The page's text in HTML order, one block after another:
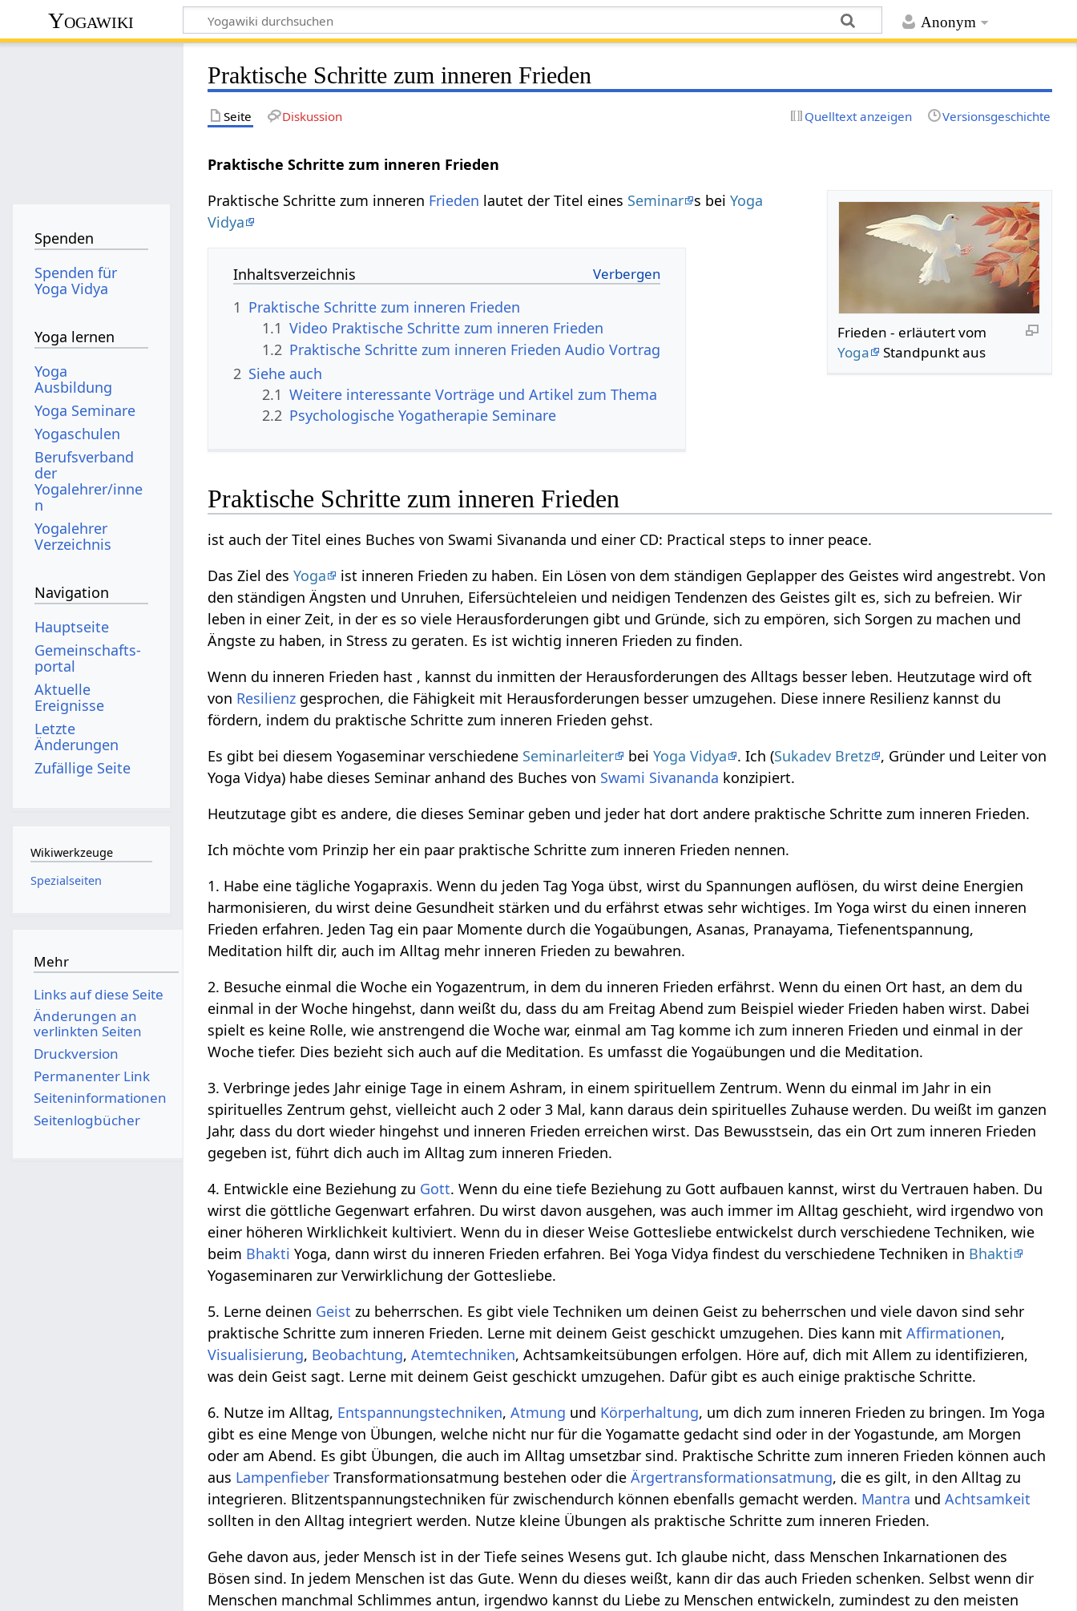
Anonym
Yogawiki
Praktische Schritte zum inneren Frieden
Seite Diskussion Quelltext anzeigen Versionsgeschichte
Praktische Schritte zum inneren Frieden
Frieden - erläutert vom
Yoga
Standpunkt aus
Praktische Schritte zum inneren Frieden lautet der Titel eines Seminar s beiYoga
Vidya
Inhaltsverzeichnis
1 Praktische Schritte zum inneren Frieden
1.1 Video Praktische Schritte zum inneren Frieden
1.2 Praktische Schritte zum inneren Frieden Audio Vortrag
2 Siehe auch
2.1 Weitere interessante Vorträge und Artikel zum Thema
2.2 Psychologische Yogatherapie Seminare
Praktische Schritte zum inneren Frieden
ist auch der Titel eines Buches von Swami Sivananda und einer CD: Practical steps to inner peace.
Das Ziel desYoga
ist inneren Frieden zu haben. Ein Lösen von dem ständigen Geplapper des Geistes wird angestrebt. Von
den ständigen Ängsten und Unruhen, Eifersüchteleien und neidigen Tendenzen des Geistes gilt es, sich zu befreien. Wir
leben in einer Zeit, in der es so viele Herausforderungen gibt und Gründe, sich zu empören, sich Sorgen zu machen und
Ängste zu haben, in Stress zu geraten. Es ist wichtig inneren Frieden zu finden.
Wenn du inneren Frieden hast , kannst du inmitten der Herausforderungen des Alltags besser leben. Heutzutage wird oft
von Resilienz gesprochen, die Fähigkeit mit Herausforderungen besser umzugehen. Diese innere Resilienz kannst du
fördern, indem du praktische Schritte zum inneren Frieden gehst.
Es gibt bei diesem Yogaseminar verschiedene Seminarleiter beiYoga Vidya . Ich (Sukadev Bretz , Gründer und Leiter von
Yoga Vidya) habe dieses Seminar anhand des Buches von Swami Sivananda konzipiert.
Heutzutage gibt es andere, die dieses Seminar geben und jeder hat dort andere praktische Schritte zum inneren Frieden.
Ich möchte vom Prinzip her ein paar praktische Schritte zum inneren Frieden nennen.
1. Habe eine tägliche Yogapraxis. Wenn du jeden Tag Yoga übst, wirst du Spannungen auflösen, du wirst deine Energien
harmonisieren, du wirst deine Gesundheit stärken und du erfährst etwas sehr wichtiges. Im Yoga wirst du einen inneren
Frieden erfahren. Jeden Tag ein paar Momente durch die Yogaübungen, Asanas, Pranayama, Tiefenentspannung,
Meditation hilft dir, auch im Alltag mehr inneren Frieden zu bewahren.
2. Besuche einmal die Woche ein Yogazentrum, in dem du inneren Frieden erfährst. Wenn du einen Ort hast, an dem du
einmal in der Woche hingehst, dann weißt du, dass du am Freitag Abend zum Beispiel wieder Frieden haben wirst. Dabei
spielt es keine Rolle, wie anstrengend die Woche war, einmal am Tag komme ich zum inneren Frieden und einmal in der
Woche tiefer. Dies bezieht sich auch auf die Meditation. Es umfasst die Yogaübungen und die Meditation.
3. Verbringe jedes Jahr einige Tage in einem Ashram, in einem spirituellem Zentrum. Wenn du einmal im Jahr in ein
spirituelles Zentrum gehst, vielleicht auch 2 oder 3 Mal, kann daraus dein spirituelles Zuhause werden. Du weißt im ganzen
Jahr, dass du dort wieder hingehst und inneren Frieden erreichen wirst. Das Bewusstsein, das ein Ort zum inneren Frieden
gegeben ist, führt dich auch im Alltag zum inneren Frieden.
4. Entwickle eine Beziehung zu Gott. Wenn du eine tiefe Beziehung zu Gott aufbauen kannst, wirst du Vertrauen haben. Du
wirst die göttliche Gegenwart erfahren. Du wirst davon ausgehen, was auch immer im Alltag geschieht, wird irgendwo von
einer höheren Wirklichkeit kultiviert. Wenn du in dieser Weise Gottesliebe entwickelst durch verschiedene Techniken, wie
beim Bhakti Yoga, dann wirst du inneren Frieden erfahren. Bei Yoga Vidya findest du verschiedene Techniken in Bhakti
Yogaseminaren zur Verwirklichung der Gottesliebe.
5. Lerne deinen Geist zu beherrschen. Es gibt viele Techniken um deinen Geist zu beherrschen und viele davon sind sehr
praktische Schritte zum inneren Frieden. Lerne mit deinem Geist geschickt umzugehen. Dies kann mitAffirmationen,
Visualisierung, Beobachtung,Atemtechniken, Achtsamkeitsübungen erfolgen. Höre auf, dich mit Allem zu identifizieren,
was dein Geist sagt. Lerne mit deinem Geist geschickt umzugehen. Dafür gibt es auch einige praktische Schritte.
6. Nutze im Alltag, Entspannungstechniken,Atmung und Körperhaltung, um dich zum inneren Frieden zu bringen. Im Yoga
gibt es eine Menge von Übungen, welche nicht nur für die Yogamatte gedacht sind oder in der Yogastunde, am Morgen
oder am Abend. Es gibt Übungen, die auch im Alltag umsetzbar sind. Praktische Schritte zum inneren Frieden können auch
aus Lampenfieber Transformationsatmung bestehen oder dieÄrgertransformationsatmung, die es gilt, in den Alltag zu
integrieren. Blitzentspannungstechniken für zwischendurch können ebenfalls gemacht werden. Mantra undAchtsamkeit
sollten in den Alltag integriert werden. Nutze kleine Übungen als praktische Schritte zum inneren Frieden.
Gehe davon aus, jeder Mensch ist in der Tiefe seines Wesens gut. Ich glaube nicht, dass Menschen Inkarnationen des
Bösen sind. In jedem Menschen ist das Gute. Wenn du dieses weißt, kann dir das auch Frieden schenken. Selbst wenn dir
Menschen manchmal Schlimmes antun, irgendwo kannst du Liebe zu Menschen entwickeln, zumindest zu den meisten
Spenden
Spenden für
Yoga Vidya
Yoga lernen
Yoga
Ausbildung
Yoga Seminare
Yogaschulen
Berufsverband
der
Yogalehrer/inne
n
Yogalehrer
Verzeichnis
Navigation
Hauptseite
Gemeinschafts­
portal
Aktuelle
Ereignisse
Letzte
Änderungen
Zufällige Seite
Wikiwerkzeuge
Spezialseiten
Mehr
Links auf diese Seite
Änderungen an
verlinkten Seiten
Druckversion
Permanenter Link
Seiten­­informationen
Seitenlogbücher